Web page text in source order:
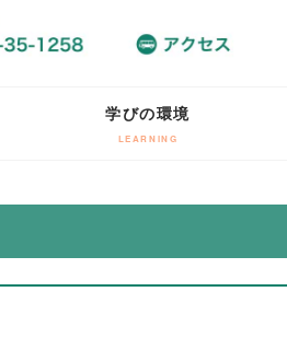
学びの環境
LEARNING